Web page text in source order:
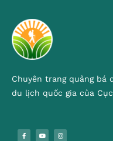
Chuyên trang quảng
du lịch quốc gia của